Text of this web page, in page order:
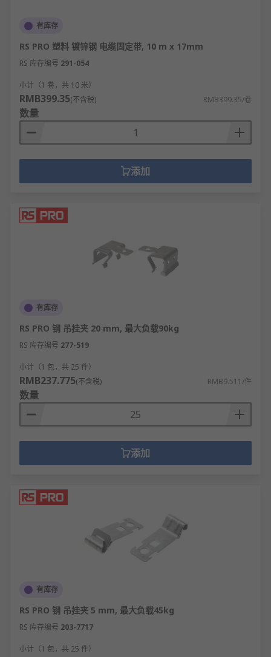
有库存
RS PRO 塑料 镀锌钢 电缆固定带, 10 m x 17mm
RS 库存编号 291-054
小计（1 卷，共 10 米）
RMB399.35(不含税) RMB399.35/卷
数量
添加
有库存
RS PRO 钢 吊挂夹 20 mm, 最大负载90kg
RS 库存编号 277-519
小计（1 包，共 25 件）
RMB237.775(不含税) RMB9.511/件
数量
添加
有库存
RS PRO 钢 吊挂夹 5 mm, 最大负载45kg
RS 库存编号 203-7717
小计（1 包，共 25 件）